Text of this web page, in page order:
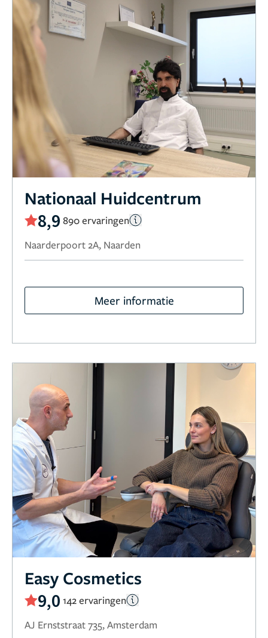
Nationaal Huidcentrum
8,9 890 ervaringen
Naarderpoort 2A, Naarden
Meer informatie
Easy Cosmetics
9,0 142 ervaringen
AJ Ernststraat 735, Amsterdam